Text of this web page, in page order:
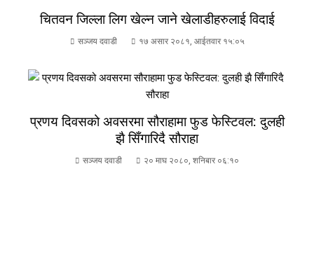
चितवन जिल्ला लिग खेल्न जाने खेलाडीहरुलाई विदाई
सञ्जय दवाडी १७ असार २०८१, आईतवार १५:०५
प्रणय दिवसको अवसरमा सौराहामा फुड फेस्टिवल: दुलही
झै सिँगारिदै सौराहा
सञ्जय दवाडी २० माघ २०८०, शनिबार ०६:१०